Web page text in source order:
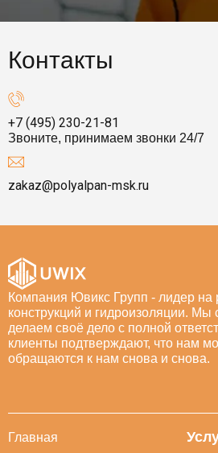
Контакты
+7 (495) 230-21-81
Звоните, принимаем звонки 24/7
zakaz@polyalpan-msk.ru
Компания Ювикс Групп - лидер на
конструкций и гидроизоляции. Мы
делаем своё дело с полной
клиенты подтверждают, что нам
обращаются к нам снова и снова.
Главная